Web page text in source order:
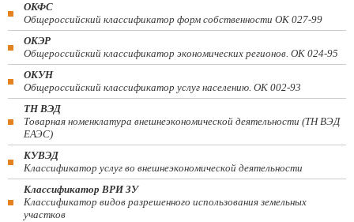
ОКФС
Общероссийский классификатор форм собственности ОК 027-99
ОКЭР
Общероссийский классификатор экономических регионов. ОК 024-95
ОКУН
Общероссийский классификатор услуг населению. ОК 002-93
ТН ВЭД
Товарная номенклатура внешнеэкономической деятельности (ТН ВЭД
ЕАЭС)
КУВЭД
Классификатор услуг во внешнеэкономической деятельности
Классификатор ВРИ ЗУ
Классификатор видов разрешенного использования земельных
участков